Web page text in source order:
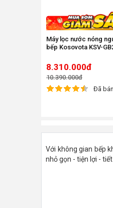
Máy lọc nước nóng
bếp Kosovota KSV-
8.310.000đ
10.390.000đ
Đã bán
Với không gian bếp
nhỏ gọn - tiện lợi -